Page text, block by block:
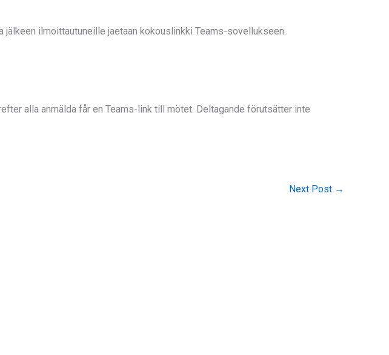
ilmoittautuneille jaetaan kokouslinkki Teams-sovellukseen.
alla anmälda får en Teams-link till mötet. Deltagande förutsätter inte
Next Post →